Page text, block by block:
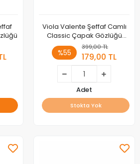
Viola Valente Şeffaf Camlı
Classic Çapak Gözlüğü
Koruyucu Gözlük
%55
399,00 TL
179,00 TL
Adet
Stokta Yok